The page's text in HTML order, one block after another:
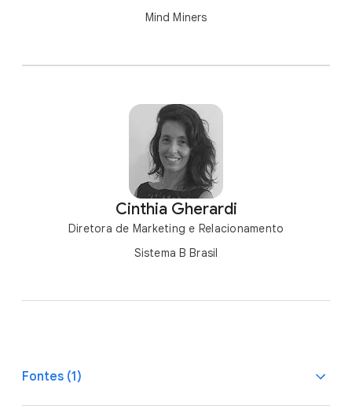
Mind Miners
Cinthia Gherardi
Diretora de Marketing e Relacionamento
Sistema B Brasil
Fontes (1)